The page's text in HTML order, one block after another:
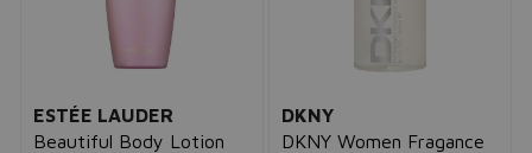
ESTÉE LAUDER
Beautiful Body Lotion
DKNY
DKNY Women Fragance